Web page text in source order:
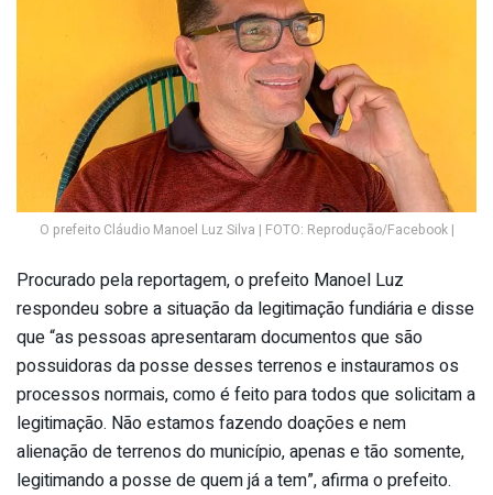
O prefeito Cláudio Manoel Luz Silva | FOTO: Reprodução/Facebook |
Procurado pela reportagem, o prefeito Manoel Luz
respondeu sobre a situação da legitimação fundiária e disse
que “as pessoas apresentaram documentos que são
possuidoras da posse desses terrenos e instauramos os
processos normais, como é feito para todos que solicitam a
legitimação. Não estamos fazendo doações e nem
alienação de terrenos do município, apenas e tão somente,
legitimando a posse de quem já a tem”, afirma o prefeito.